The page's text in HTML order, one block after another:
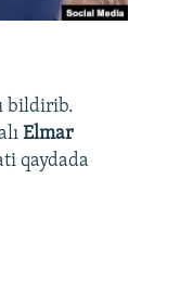
bildirib.
Elmar
qaydada